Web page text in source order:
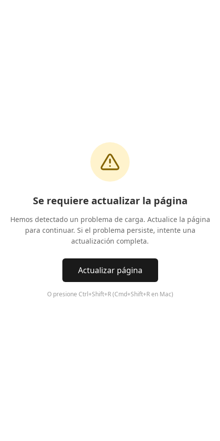
Se requiere actualizar la página
Hemos detectado un problema de carga. Actualice la página
para continuar. Si el problema persiste, intente una
actualización completa.
Actualizar página
O presione Ctrl+Shift+R (Cmd+Shift+R en Mac)